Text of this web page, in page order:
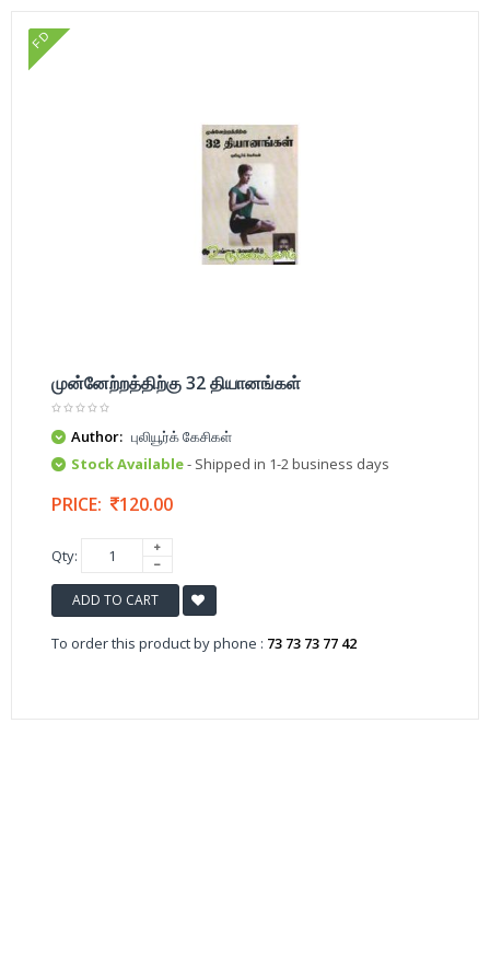
FD
முன்னேற்றத்திற்கு 32 தியானங்கள்
Author: புலியூர்க் கேசிகள்
Stock Available- Shipped in 1-2 business days
PRICE: 120.00
Qty:
ADD TO CART
To order this product by phone : 73 73 73 77 42